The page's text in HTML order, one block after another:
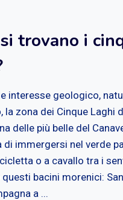
trovano i
interesse geologico,
la zona dei Cinque Laghi
delle più belle del
di immergersi nel verde
o a cavallo tra i
bacini morenici:
a ...